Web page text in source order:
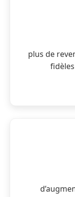
plus de